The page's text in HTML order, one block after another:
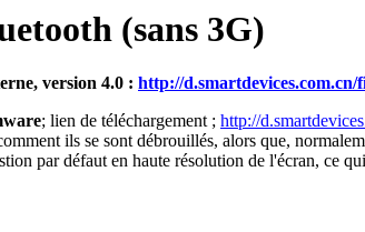
(sans 3G)
version 4.0 : http://
; lien de téléchargement ; http://
ils se sont débrouillés, alors que,
par défaut en haute résolution de l'écran, ce